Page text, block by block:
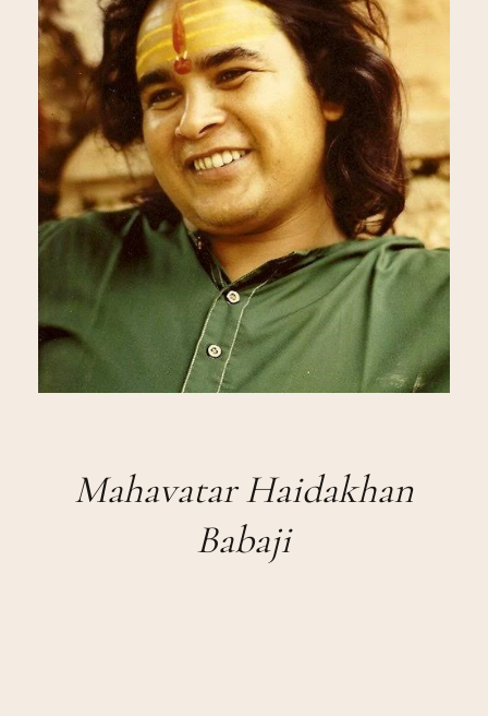
Mahavatar Haidakhan
Babaji